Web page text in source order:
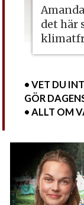
det här
• VET DU
GÖR
• ALLT OM